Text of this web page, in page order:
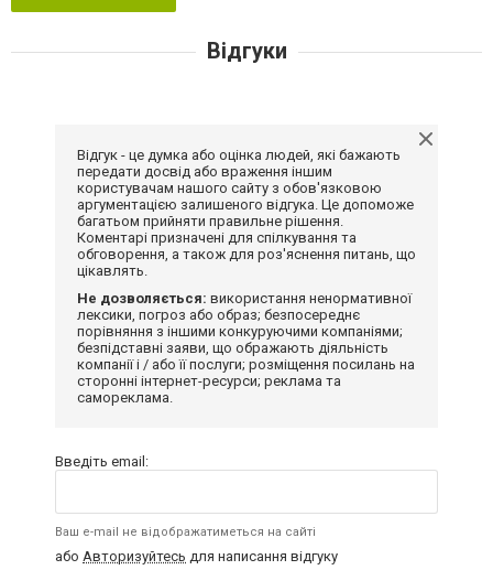
Відгуки
Відгук - це думка або оцінка людей, які бажають
передати досвід або враження іншим
користувачам нашого сайту з обов'язковою
аргументацією залишеного відгука. Це допоможе
багатьом прийняти правильне рішення.
Коментарі призначені для спілкування та
обговорення, а також для роз'яснення питань, що
цікавлять.
Не дозволяється: використання ненормативної
лексики, погроз або образ; безпосереднє
порівняння з іншими конкуруючими компаніями;
безпідставні заяви, що ображають діяльність
компанії і / або її послуги; розміщення посилань на
сторонні інтернет-ресурси; реклама та
самореклама.
Введіть email:
Ваш e-mail не відображатиметься на сайті
або Авторизуйтесь для написання відгуку